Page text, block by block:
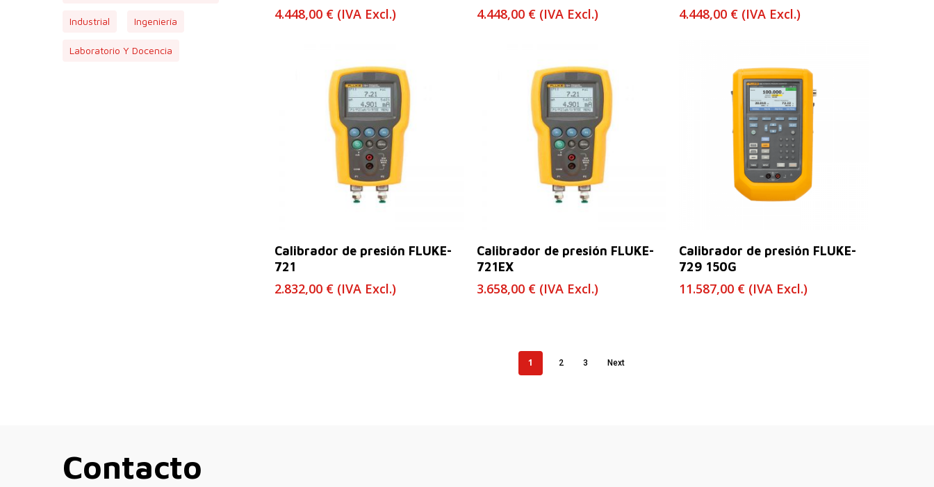
Industrial Ingeniería
Laboratorio Y Docencia
4.448,00 € (IVA Excl.) 4.448,00 € (IVA Excl.) 4.448,00 € (IVA Excl.)
Calibrador de presión FLUKE-
721
2.832,00 € (IVA Excl.)
Calibrador de presión FLUKE-
721EX
3.658,00 € (IVA Excl.)
Calibrador de presión FLUKE-
729 150G
11.587,00 € (IVA Excl.)
1 2 3 Next
Contacto